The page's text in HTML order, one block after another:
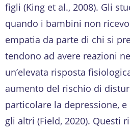
figli (King et al., 2008). Gli
quando i bambini non
empatia da parte di chi si
tendono ad avere reazioni
un’elevata risposta
aumento del rischio di
particolare la depressione,
gli altri (Field, 2020). Questi